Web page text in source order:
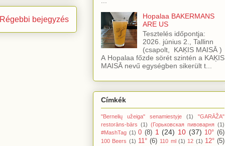
Régebbi bejegyzés
Hopalaa BAKERMANS
ARE US
Tesztelés időpontja:
2026. június 2., Tallinn
(csapolt, KAĶIS MAISĀ )
A Hopalaa főzde sörét szintén a KAĶIS
MAISĀ nevű egységben sikerült t...
Címkék
"Bernelių užeiga" senamiestyje (1)
"GARĀŽA"
restorāns-bārs (1) (Горьковская пивоварня (1)
#MashTag (1) 0 (8) 1 (24) 10 (37) 10° (6)
100 Beers (1) 11° (6) 110 ml (1) 12 (1) 12° (5)